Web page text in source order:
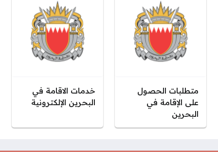
متطلبات الحصول
على الإقامة في
البحرين
خدمات الاقامة في
البحرين الإلكترونية